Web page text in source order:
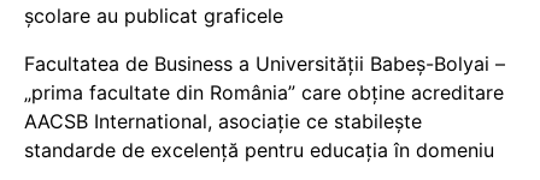
școlare au publicat graficele
Facultatea de Business a Universității Babeș-Bolyai –
„prima facultate din România” care obține acreditare
AACSB International, asociație ce stabilește
standarde de excelență pentru educația în domeniu